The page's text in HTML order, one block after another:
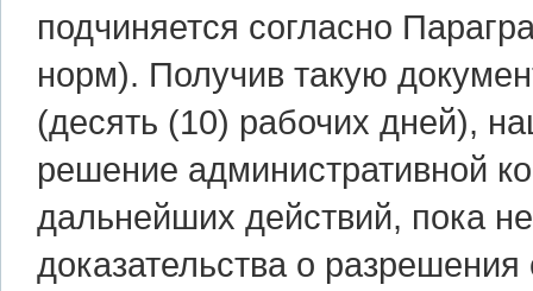
подчиняется согласно
норм). Получив такую
(десять (10) рабочих дней),
решение административной
дальнейших действий, пока
доказательства о